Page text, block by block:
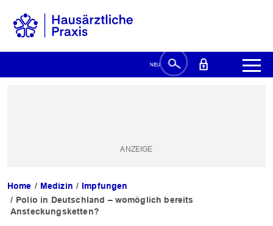
Home Medizin
Impfungen
Polio in Deutschland – womöglich bereits
Ansteckungsketten?